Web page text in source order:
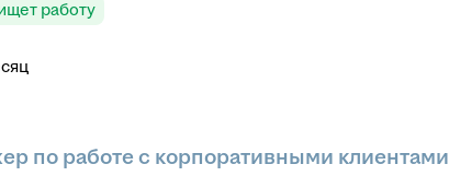
работу
по работе с корпоративными клиентами